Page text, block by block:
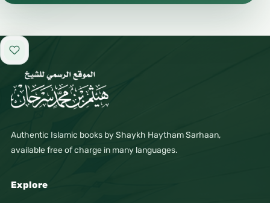
Add to favorites
Authentic Islamic books by Shaykh Haytham Sarhaan,
available free of charge in many languages.
Explore